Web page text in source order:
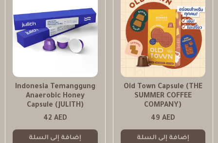
Old Town Capsule (THE
SUMMER COFFEE
COMPANY)
49 AED
إضافة إلى السلة
Indonesia Temanggung
Anaerobic Honey
Capsule (JULITH)
42 AED
إضافة إلى السلة